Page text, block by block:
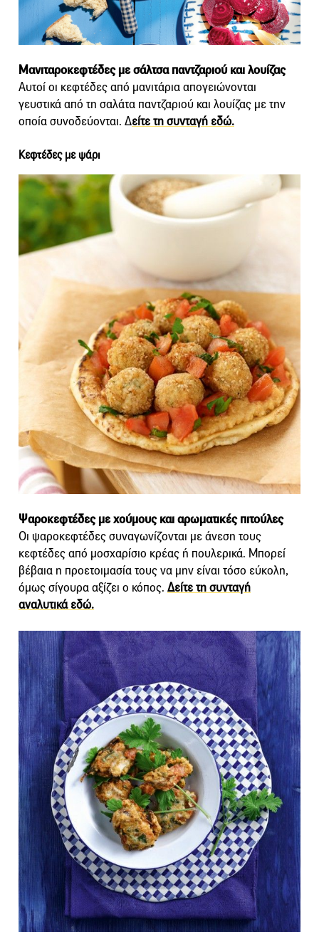
Μανιταροκεφτέδες με σάλτσα παντζαριού και λουίζας
Αυτοί οι κεφτέδες από μανιτάρια απογειώνονται
γευστικά από τη σαλάτα παντζαριού και λουίζας με την
οποία συνοδεύονται. Δείτε τη συνταγή εδώ.
Κεφτέδες με ψάρι
Ψαροκεφτέδες με χούμους και αρωματικές πιτούλες
Οι ψαροκεφτέδες συναγωνίζονται με άνεση τους
κεφτέδες από μοσχαρίσιο κρέας ή πουλερικά. Μπορεί
βέβαια η προετοιμασία τους να μην είναι τόσο εύκολη,
όμως σίγουρα αξίζει ο κόπος. Δείτε τη συνταγή
αναλυτικά εδώ.